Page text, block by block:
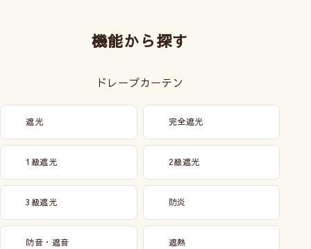
メカ本体は分解したり、生地からコードを
外さないでください。(壊れたりシェードが綺麗
にあがらなくなる恐れがあります)
機能から探す
ドレープカーテン
遮光 完全遮光
1級遮光 2級遮光
3級遮光 防炎
防音・遮音 遮熱